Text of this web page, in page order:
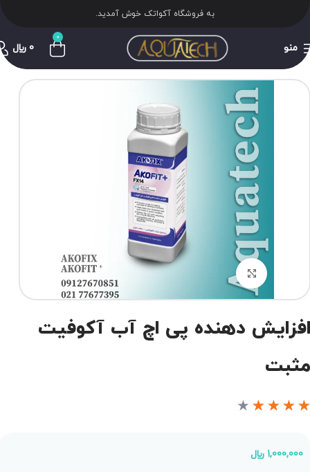
به فروشگاه آکواتک خوش آمدید.
منو
0
0 ﷼
برای بزرگنمایی کلیک کنید
دهنده پی اچ آب آکوفیت
★
★
★
★
1,000,000 ﷼